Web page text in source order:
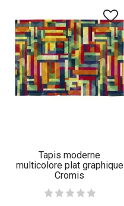
Tapis moderne
multicolore plat graphique
Cromis